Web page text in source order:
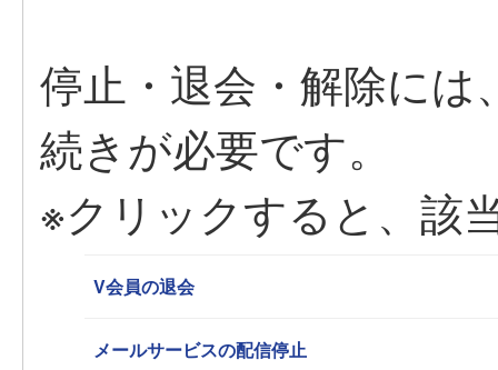
停止・退会・解除に
続きが必要です。
※クリックすると、該
V会員の退会
メールサービスの配信停止